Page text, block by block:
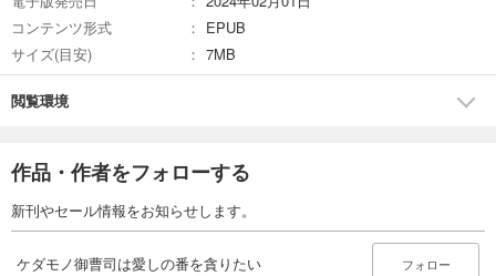
コンテンツ形式
EPUB
サイズ(目安)
7MB
閲覧環境
作品・作者をフォローする
新刊やセール情報をお知らせします。
ケダモノ御曹司は愛しの番を貪りたい フォロー